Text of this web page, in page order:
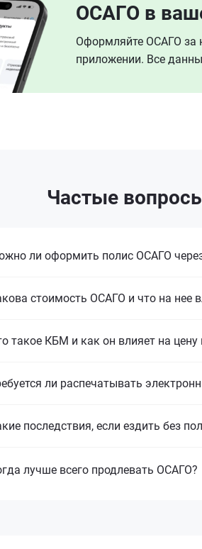
ОСАГО в
Оформляйте ОСАГО за
приложении. Все
Частые
ли оформить полис ОСАГО через
стоимость ОСАГО и что на нее
такое КБМ и как он влияет на цену
ли распечатывать
последствия, если ездить без
лучше всего продлевать ОСАГО?